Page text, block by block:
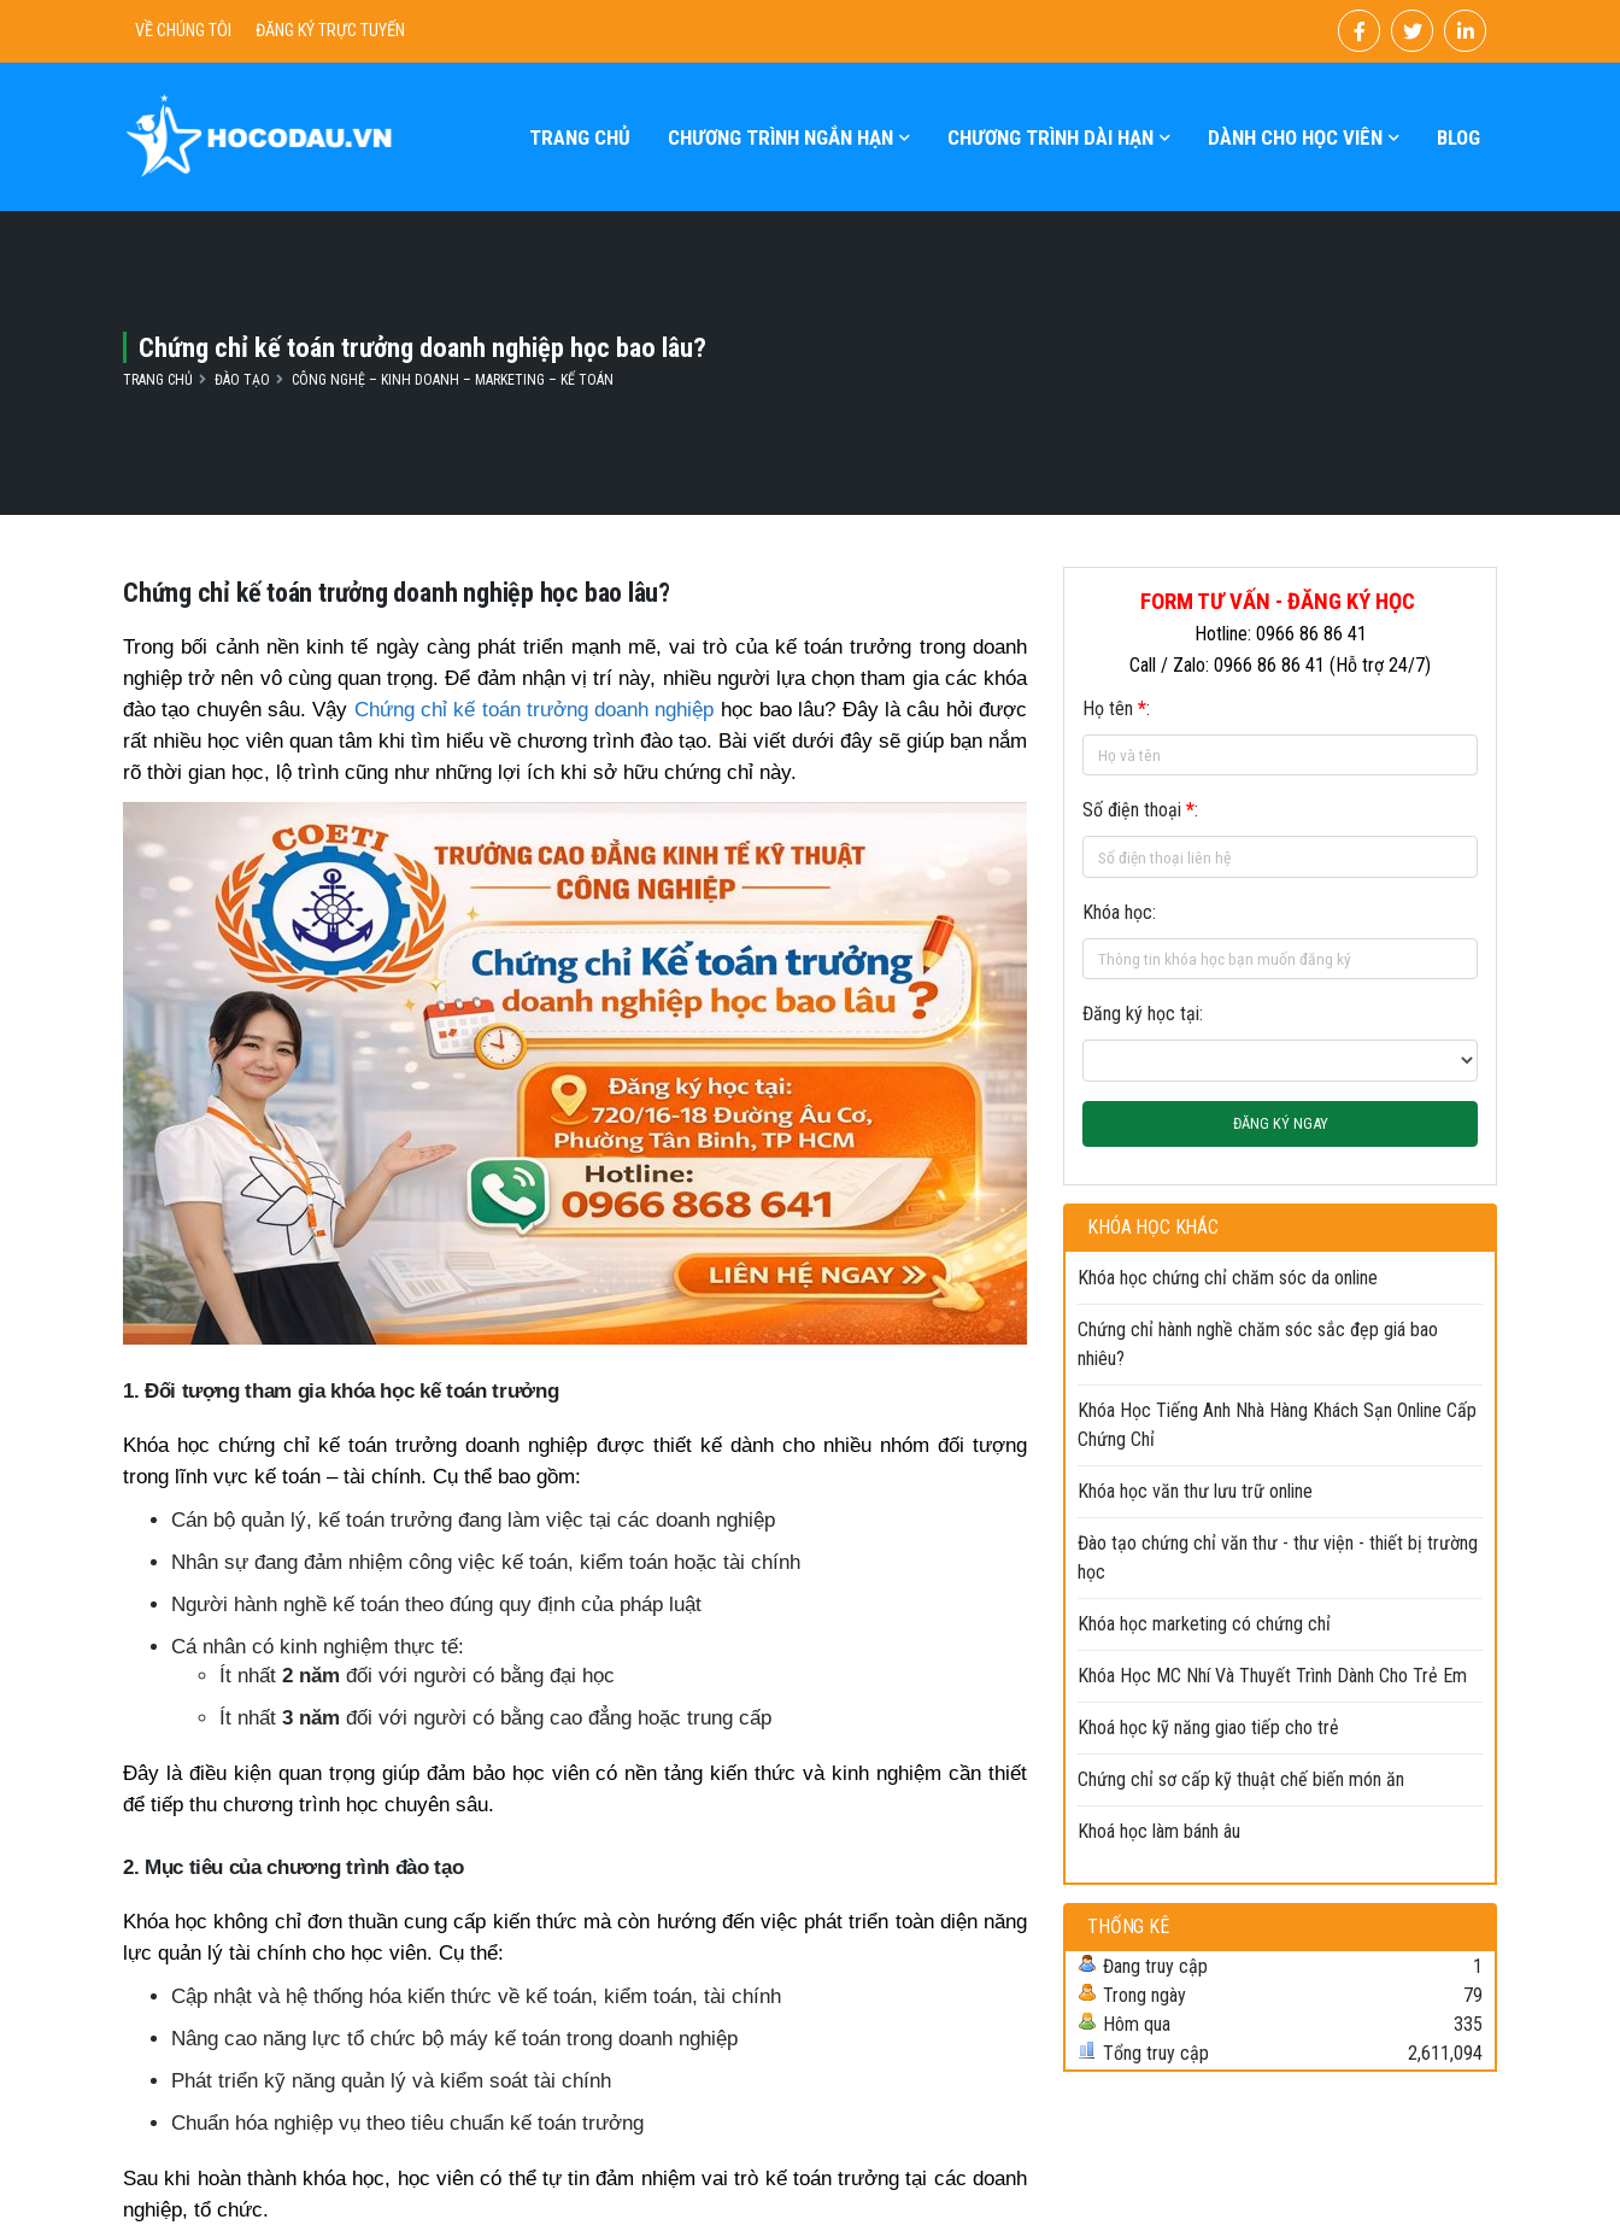
VỀ CHÚNG TÔI ĐĂNG KÝ TRỰC TUYẾN
TRANG CHỦ CHƯƠNG TRÌNH NGẮN HẠN CHƯƠNG TRÌNH DÀI HẠN DÀNH CHO HỌC VIÊN BLOG
Chứng chỉ kế toán trưởng doanh nghiệp học bao lâu?
TRANG CHỦ ĐÀO TẠO CÔNG NGHỆ – KINH DOANH – MARKETING – KẾ TOÁN
Chứng chỉ kế toán trưởng doanh nghiệp học bao lâu?
Trong bối cảnh nền kinh tế ngày càng phát triển mạnh mẽ, vai trò của kế toán trưởng trong doanh
nghiệp trở nên vô cùng quan trọng. Để đảm nhận vị trí này, nhiều người lựa chọn tham gia các khóa
đào tạo chuyên sâu. Vậy Chứng chỉ kế toán trưởng doanh nghiệp học bao lâu? Đây là câu hỏi được
rất nhiều học viên quan tâm khi tìm hiểu về chương trình đào tạo. Bài viết dưới đây sẽ giúp bạn nắm
rõ thời gian học, lộ trình cũng như những lợi ích khi sở hữu chứng chỉ này.
1. Đối tượng tham gia khóa học kế toán trưởng
Khóa học chứng chỉ kế toán trưởng doanh nghiệp được thiết kế dành cho nhiều nhóm đối tượng
trong lĩnh vực kế toán – tài chính. Cụ thể bao gồm:
Cán bộ quản lý, kế toán trưởng đang làm việc tại các doanh nghiệp
Nhân sự đang đảm nhiệm công việc kế toán, kiểm toán hoặc tài chính
Người hành nghề kế toán theo đúng quy định của pháp luật
Cá nhân có kinh nghiệm thực tế:
Ít nhất 2 năm đối với người có bằng đại học
Ít nhất 3 năm đối với người có bằng cao đẳng hoặc trung cấp
Đây là điều kiện quan trọng giúp đảm bảo học viên có nền tảng kiến thức và kinh nghiệm cần thiết
để tiếp thu chương trình học chuyên sâu.
2. Mục tiêu của chương trình đào tạo
Khóa học không chỉ đơn thuần cung cấp kiến thức mà còn hướng đến việc phát triển toàn diện năng
lực quản lý tài chính cho học viên. Cụ thể:
Cập nhật và hệ thống hóa kiến thức về kế toán, kiểm toán, tài chính
Nâng cao năng lực tổ chức bộ máy kế toán trong doanh nghiệp
Phát triển kỹ năng quản lý và kiểm soát tài chính
Chuẩn hóa nghiệp vụ theo tiêu chuẩn kế toán trưởng
Sau khi hoàn thành khóa học, học viên có thể tự tin đảm nhiệm vai trò kế toán trưởng tại các doanh
nghiệp, tổ chức.
FORM TƯ VẤN - ĐĂNG KÝ HỌC
Hotline: 0966 86 86 41
Call / Zalo: 0966 86 86 41 (Hỗ trợ 24/7)
Họ tên *:
Số điện thoại *:
Khóa học:
Đăng ký học tại:
ĐĂNG KÝ NGAY
KHÓA HỌC KHÁC
Khóa học chứng chỉ chăm sóc da online
Chứng chỉ hành nghề chăm sóc sắc đẹp giá bao
nhiêu?
Khóa Học Tiếng Anh Nhà Hàng Khách Sạn Online Cấp
Chứng Chỉ
Khóa học văn thư lưu trữ online
Đào tạo chứng chỉ văn thư - thư viện - thiết bị trường
học
Khóa học marketing có chứng chỉ
Khóa Học MC Nhí Và Thuyết Trình Dành Cho Trẻ Em
Khoá học kỹ năng giao tiếp cho trẻ
Chứng chỉ sơ cấp kỹ thuật chế biến món ăn
Khoá học làm bánh âu
THỐNG KÊ
Đang truy cập
1
Trong ngày
79
Hôm qua
335
Tổng truy cập
2,611,094